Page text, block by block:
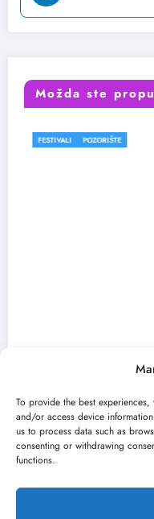
To provide the best
and/or access device
us to process data such as
consenting or withdrawing
functions.
Možda ste
59. Bitef u